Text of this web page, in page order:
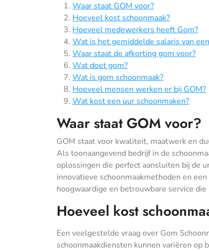
Waar staat GOM voor?
Hoeveel kost schoonmaak?
Hoeveel medewerkers heeft Gom?
Wat is het gemiddelde salaris van
Waar staat de afkorting gom voor?
Wat doet gom?
Wat is gom schoonmaak?
Hoeveel mensen werken er bij GOM?
Wat kost een uur schoonmaken?
Waar staat GOM voor?
GOM staat voor kwaliteit, maatwerk en
Als toonaangevend bedrijf in de
oplossingen die perfect aansluiten bij de
innovatieve schoonmaakmethoden en
hoogwaardige en betrouwbare service
Hoeveel kost
Een veelgestelde vraag over Gom
schoonmaakdiensten kunnen variëren op